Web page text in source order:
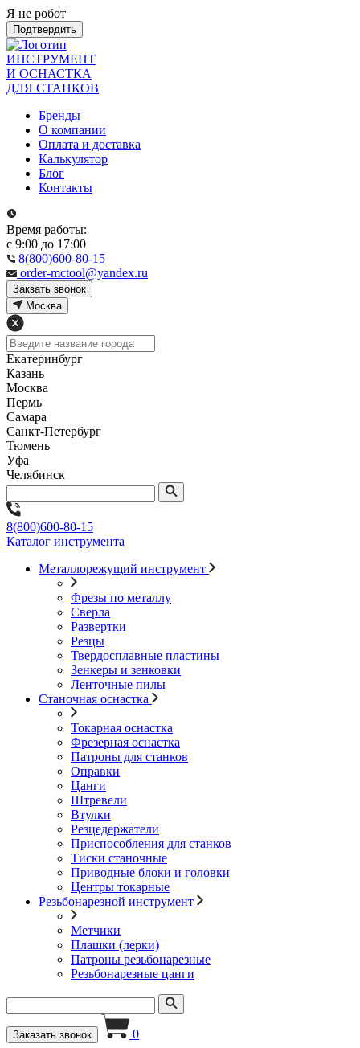
Я не робот
Подтвердить
ИНСТРУМЕНТ
И ОСНАСТКА
ДЛЯ СТАНКОВ
Бренды
О компании
Оплата и доставка
Калькулятор
Блог
Контакты
Время работы:
с 9:00 до 17:00
8(800)600-80-15
order-mctool@yandex.ru
Закзать звонок
Москва
Екатеринбург
Казань
Москва
Пермь
Самара
Санкт-Петербург
Тюмень
Уфа
Челябинск
8(800)600-80-15
Каталог инструмента
Металлорежущий инструмент
Фрезы по металлу
Сверла
Развертки
Резцы
Твердосплавные пластины
Зенкеры и зенковки
Ленточные пилы
Станочная оснастка
Токарная оснастка
Фрезерная оснастка
Патроны для станков
Оправки
Цанги
Штревели
Втулки
Резцедержатели
Приспособления для станков
Тиски станочные
Приводные блоки и головки
Центры токарные
Резьбонарезной инструмент
Метчики
Плашки (лерки)
Патроны резьбонарезные
Резьбонарезные цанги
Заказать звонок 0